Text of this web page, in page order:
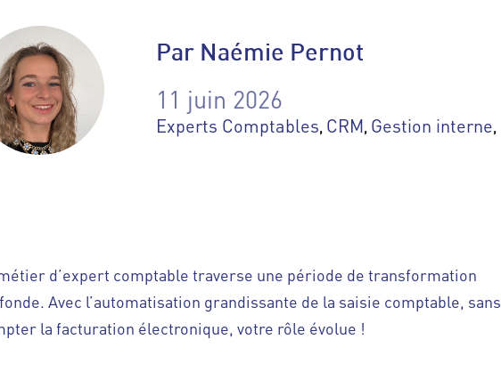
Par Naémie Pernot
11 juin 2026
Experts Comptables, CRM, Gestion interne,
d’expert comptable traverse une période de transformation
Avec l’automatisation grandissante de la saisie comptable, sans
la facturation électronique, votre rôle évolue !